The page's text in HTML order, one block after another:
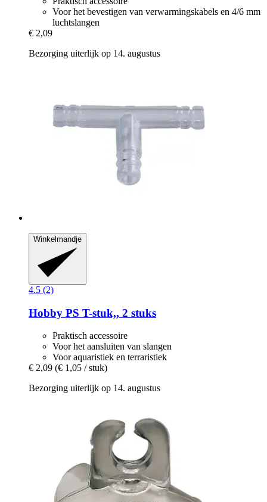
Voor het bevestigen van verwarmingskabels en 4/6 mm
luchtslangen
€ 2,09
Bezorging uiterlijk op 14. augustus
Winkelmandje
4.5 (2)
Hobby PS T-​stuk,, 2 stuks
Praktisch accessoire
Voor het aansluiten van slangen
Voor aquaristiek en terraristiek
€ 2,09 (€ 1,05 / stuk)
Bezorging uiterlijk op 14. augustus